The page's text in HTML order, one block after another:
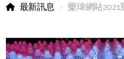
最新訊息 樂瑋網站2021
回應式專案